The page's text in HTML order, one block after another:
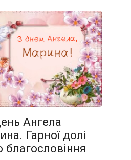
Ангела
Гарної долі